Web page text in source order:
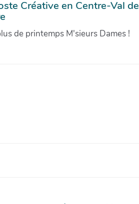
Créative en Centre-Val de
de printemps M'sieurs Dames !